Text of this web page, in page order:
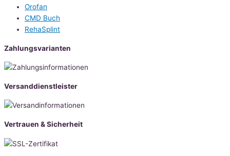
Orofan
CMD Buch
RehaSplint
Zahlungsvarianten
Versanddienstleister
Vertrauen & Sicherheit